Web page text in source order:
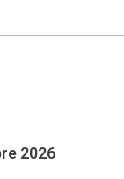
2026